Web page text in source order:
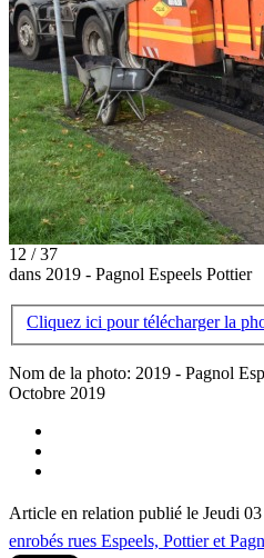
12 / 37
dans 2019 - Pagnol Espeels Pottier
Cliquez ici pour télécharger la
Nom de la photo: 2019 - Pagnol
Octobre 2019
Article en relation publié le Jeudi
enrobés rues Espeels, Pottier et